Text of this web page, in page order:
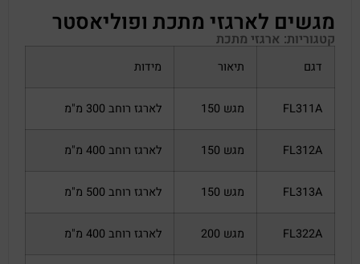
מגשים לארגזי מתכת ופוליאסטר
קטגוריות: ארגזי מתכת
דגם תיאור מידות
FL311A מגש 150 לארגז רוחב 300 מ"מ
FL312A מגש 150 לארגז רוחב 400 מ"מ
FL313A מגש 150 לארגז רוחב 500 מ"מ
FL322A מגש 200 לארגז רוחב 400 מ"מ